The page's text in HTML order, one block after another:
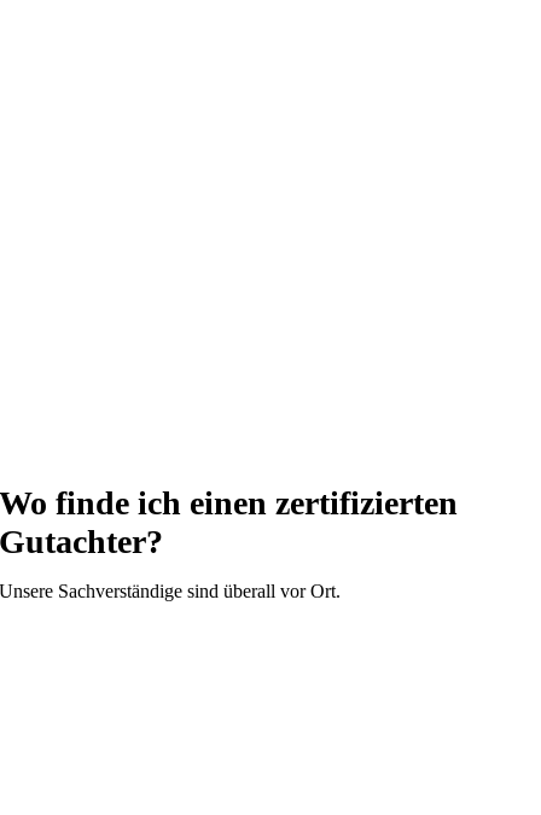
Wo finde ich einen zertifizierten
Gutachter?
Unsere Sachverständige sind überall vor Ort.